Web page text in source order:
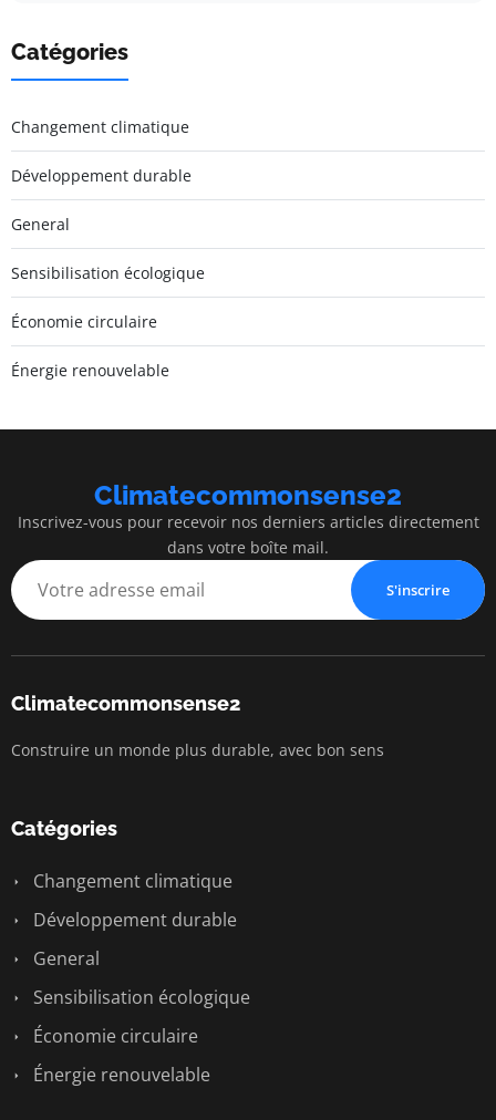
Catégories
Changement climatique
Développement durable
General
Sensibilisation écologique
Économie circulaire
Énergie renouvelable
Climatecommonsense2
Inscrivez-vous pour recevoir nos derniers articles directement
dans votre boîte mail.
S'inscrire
Climatecommonsense2
Construire un monde plus durable, avec bon sens
Catégories
Changement climatique
Développement durable
General
Sensibilisation écologique
Économie circulaire
Énergie renouvelable